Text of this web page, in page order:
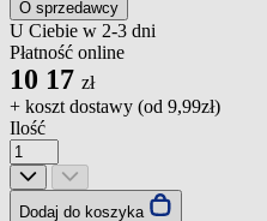
O sprzedawcy
U Ciebie w 2-3 dni
Płatność online
10 17 zł
+ koszt dostawy (od 9,99zł)
Ilość
Dodaj do koszyka